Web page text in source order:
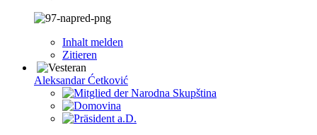
Inhalt melden
Zitieren
Aleksandar Ćetković